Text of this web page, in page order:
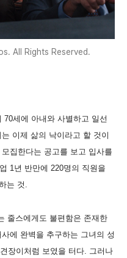
All Rights Reserved.
세에 아내와 사별하고 일선
이제 삶의 낙이라고 할 것이
집한다는 공고를 보고 입사를
1년 반만에 220명의 직원을
는 것.
줄스에게도 불편함은 존재한
에 완벽을 추구하는 그녀의 성
장이처럼 보였을 터다. 그러나